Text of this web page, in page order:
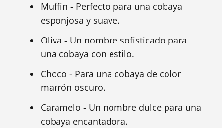
Muffin - Perfecto para una cobaya
esponjosa y suave.
Oliva - Un nombre sofisticado para
una cobaya con estilo.
Choco - Para una cobaya de color
marrón oscuro.
Caramelo - Un nombre dulce para una
cobaya encantadora.